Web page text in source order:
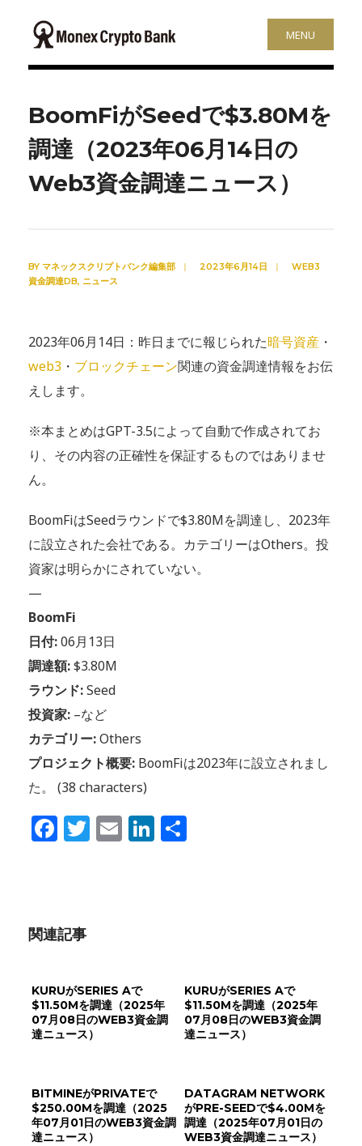
MENU
BoomFiがSeedで$3.80Mを
調達（2023年06月14日の
Web3資金調達ニュース）
BY マネックスクリプトバンク編集部 | 2023年6月14日 |
WEB3
資金調達DB, ニュース
2023年06月14日：昨日までに報じられた暗号資産 ・
web3 ・ ブロックチェーン関連の資金調達情報をお伝
えします。
※本まとめはGPT-3.5によって自動で作成されてお
り、その内容の正確性を保証するものではありませ
ん。
BoomFiはSeedラウンドで$3.80Mを調達し、2023年
に設立された会社である。カテゴリーはOthers。投
資家は明らかにされていない。
—
BoomFi
日付:06月13日
調達額:$3.80M
ラウンド:Seed
投資家: –など
カテゴリー:Others
プロジェクト概要: BoomFiは2023年に設立されまし
た。 (38 characters)
Facebook
Twitter
EmailLinkedIn
関連記事
KURUがSERIES Aで
$11.50Mを調達（2025年
07月08日のWEB3資金調
達ニュース）
KURUがSERIES Aで
$11.50Mを調達（2025年
07月08日のWEB3資金調
達ニュース）
BITMINEがPRIVATEで
$250.00Mを調達（2025
年07月01日のWEB3資金調
達ニュース）
DATAGRAM NETWORK
がPRE-SEEDで$4.00Mを
調達（2025年07月01日の
WEB3資金調達ニュース）